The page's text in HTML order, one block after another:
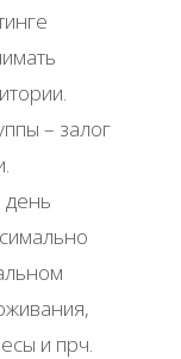
– залог
и прч.